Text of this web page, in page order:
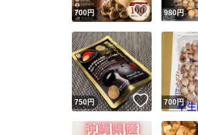
700円 いいね！
980円
750円 いいね！
700円